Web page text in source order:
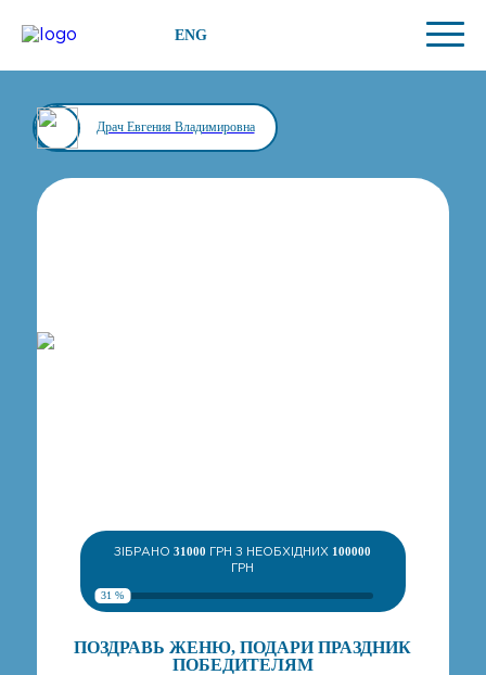
ENG
Драч Евгения Владимировна
ЗІБРАНО31000 ГРН З НЕОБХІДНИХ 100000
ГРН
31 %
ПОЗДРАВЬ ЖЕНЮ, ПОДАРИ ПРАЗДНИК
ПОБЕДИТЕЛЯМ